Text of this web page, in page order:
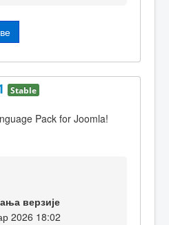
Stable
Pack for Joomla!
верзије
2026 18:02